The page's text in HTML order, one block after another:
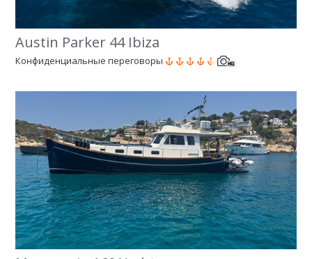
Austin Parker 44 Ibiza
Конфиденциальные переговоры